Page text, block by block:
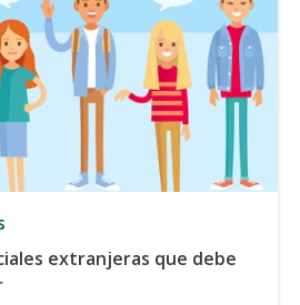
extranjeras que debe